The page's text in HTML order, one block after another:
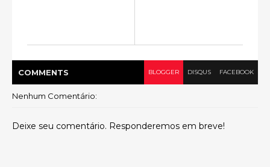
COMMENTS BLOGGER DISQUS FACEBOOK
Nenhum Comentário:
Deixe seu comentário. Responderemos em breve!